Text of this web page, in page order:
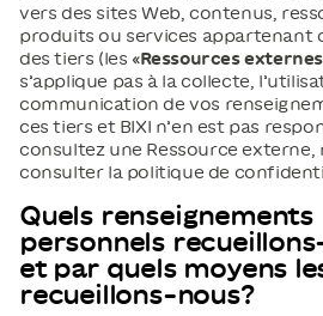
vers des sites Web, contenus,
produits ou services appartenant
des tiers (les «Ressources externes
s’applique pas à la collecte,
communication de vos
ces tiers et BIXI n’en est pas
consultez une Ressource externe,
consulter la politique de
Quels renseignements
personnels
et par quels moyens
recueillons-nous?